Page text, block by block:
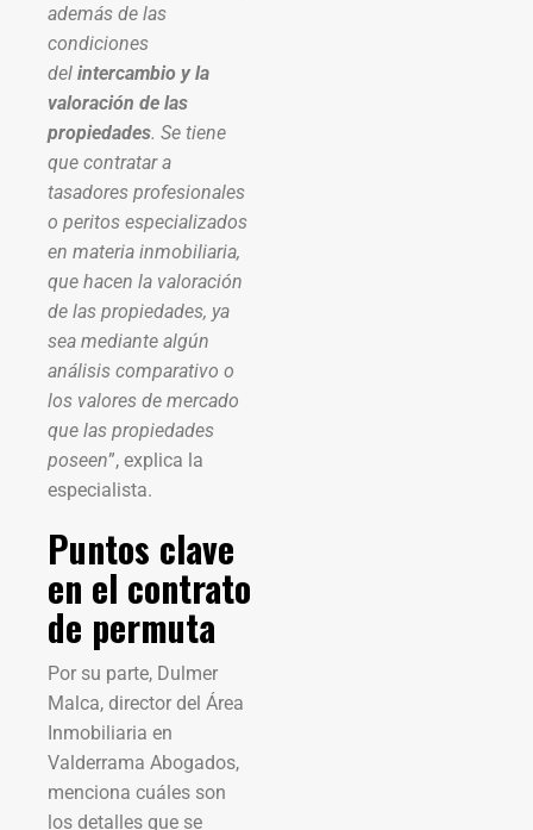
además de las
condiciones
del intercambio y la
valoración de las
propiedades. Se tiene
que contratar a
tasadores profesionales
o peritos especializados
en materia inmobiliaria,
que hacen la valoración
de las propiedades, ya
sea mediante algún
análisis comparativo o
los valores de mercado
que las propiedades
poseen”, explica la
especialista.
Puntos clave
en el contrato
de permuta
Por su parte, Dulmer
Malca, director del Área
Inmobiliaria en
Valderrama Abogados,
menciona cuáles son
los detalles que se